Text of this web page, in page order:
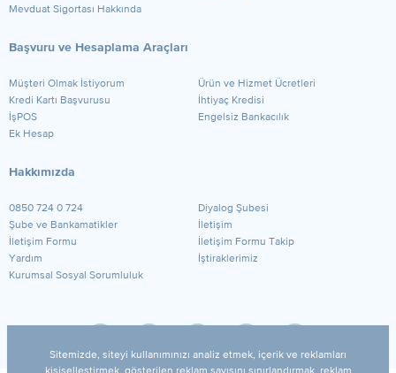
Mevduat Sigortası Hakkında
Başvuru ve Hesaplama Araçları
Müşteri Olmak İstiyorum
Ürün ve Hizmet Ücretleri
Kredi Kartı Başvurusu
İhtiyaç Kredisi
İşPOS
Engelsiz Bankacılık
Ek Hesap
Hakkımızda
0850 724 0 724
Diyalog Şubesi
Şube ve Bankamatikler
İletişim
İletişim Formu
İletişim Formu Takip
Yardım
İştiraklerimiz
Kurumsal Sosyal Sorumluluk